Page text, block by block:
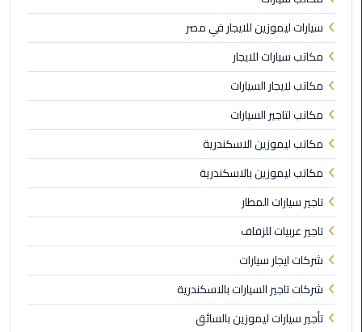
من
مطار
برج
العرب
الى
الساحل
الشمالي
ليموزين
الفيوم
مطار
القاهرة
ليموزين
ليموزين
دهب
سيارات ليموزين للايجار في مصر
مكاتب سيارات للايجار
مكاتب لايجار السيارات
مكاتب لتاجير السيارات
مكاتب ليموزين الاسكندرية
مكاتب ليموزين بالاسكندرية
تاجير سيارات المطار
تاجير عربيات للزفاف
شركات ايجار سيارات
شركات تاجير السيارات بالاسكندرية
تأجير سيارات ليموزين بالسائق